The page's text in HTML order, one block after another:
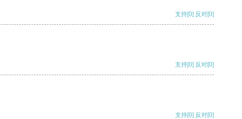
支持[0] 反对[0]
支持[0] 反对[0]
支持[0] 反对[0]